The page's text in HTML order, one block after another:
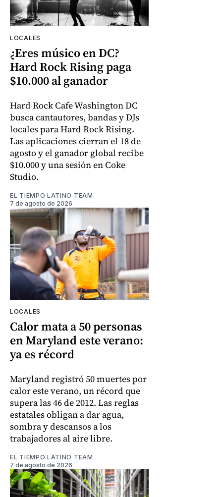
LOCALES
¿Eres músico en DC?
Hard Rock Rising paga
$10.000 al ganador
Hard Rock Cafe Washington DC
busca cantautores, bandas y DJs
locales para Hard Rock Rising.
Las aplicaciones cierran el 18 de
agosto y el ganador global recibe
$10.000 y una sesión en Coke
Studio.
EL TIEMPO LATINO TEAM
7 de agosto de 2026
LOCALES
Calor mata a 50 personas
en Maryland este verano:
ya es récord
Maryland registró 50 muertes por
calor este verano, un récord que
supera las 46 de 2012. Las reglas
estatales obligan a dar agua,
sombra y descansos a los
trabajadores al aire libre.
EL TIEMPO LATINO TEAM
7 de agosto de 2026